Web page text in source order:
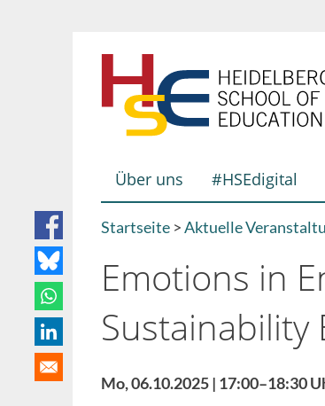
Hauptnavigation
Über uns #HSEdigital
Breadcrumb
Startseite Aktuelle
Emotions in
Sustainability
Mo, 06.10.2025 | 17:00–18:30